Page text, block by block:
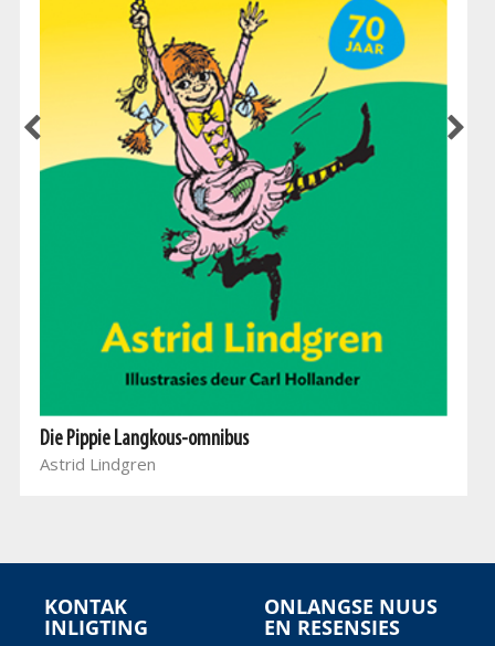
Die Pippie Langkous-omnibus
Astrid Lindgren
KONTAK
INLIGTING
ONLANGSE NUUS
EN RESENSIES